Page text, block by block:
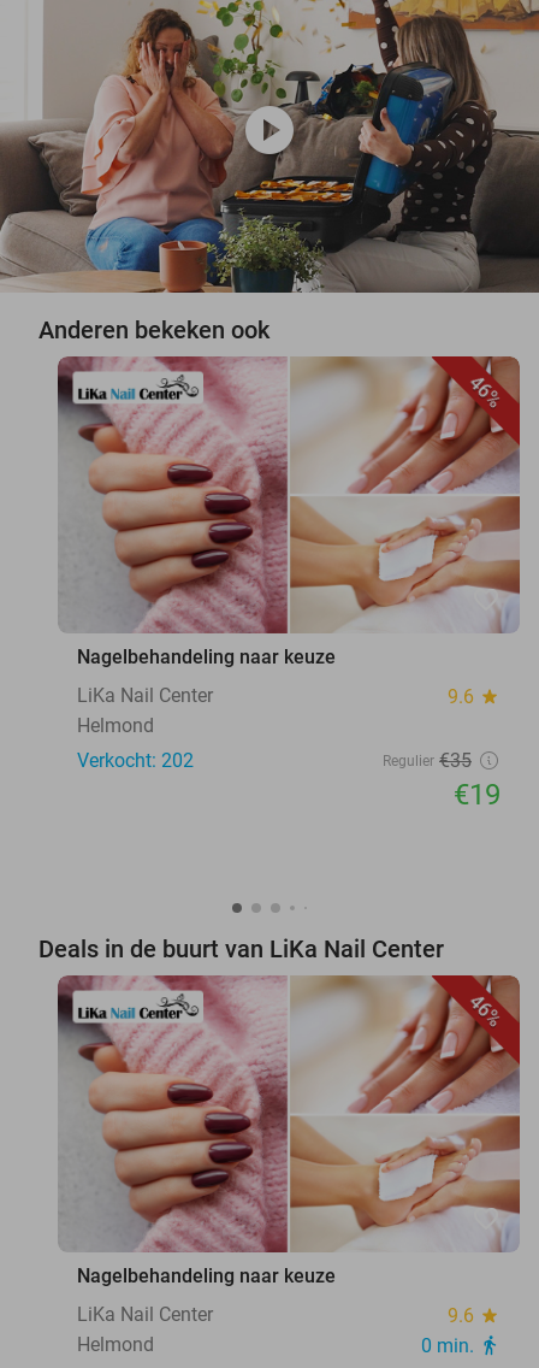
play_circle
Anderen bekeken ook
46%
favorite_border
Nagelbehandeling naar keuze
LiKa Nail Center
9.6 star
Helmond
Verkocht: 202
Regulier €35
€19
Deals in de buurt van LiKa Nail Center
46%
favorite_border
Nagelbehandeling naar keuze
LiKa Nail Center
9.6 star
Helmond 0 min. directions_walk